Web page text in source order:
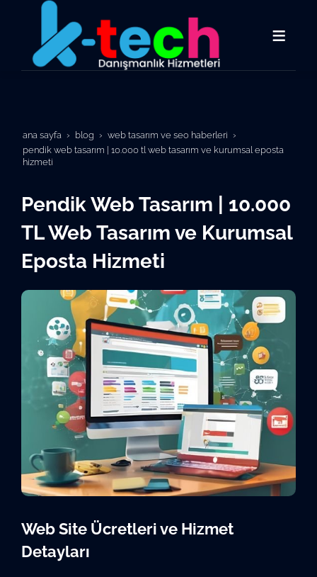
ana sayfa blog
web tasarım ve seo haberleri
pendik web tasarım | 10.000 tl web tasarım ve kurumsal eposta
hizmeti
Pendik Web Tasarım | 10.000
TL Web Tasarım ve Kurumsal
Eposta Hizmeti
Web Site Ücretleri ve Hizmet
Detayları